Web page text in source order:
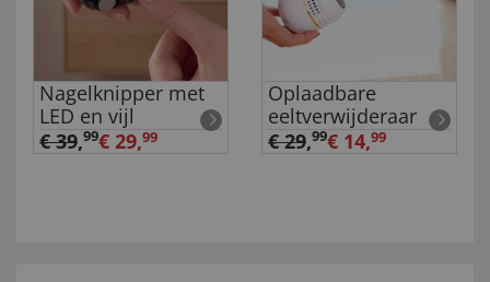
Nagelknipper met
LED en vijl
€ 39,99€ 29,99
Oplaadbare
eeltverwijderaar
€ 29,99€ 14,99